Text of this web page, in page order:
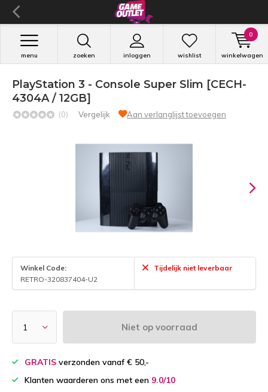
zoeken inloggen
menu wishlist winkelwagen
0
PlayStation 3 - Console Super Slim [CECH-
4304A / 12GB]
(0) Vergelijk Aan verlanglijst toevoegen
Winkel Code:
RETRO-320837404-U2
Tijdelijk niet leverbaar
Niet op voorraad
GRATIS verzonden vanaf € 50,-
Klanten waarderen ons met een 9.0/10